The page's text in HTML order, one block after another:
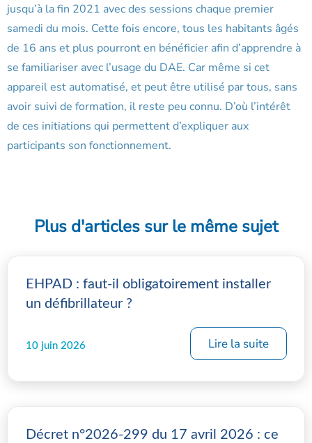
jusqu’à la fin 2021 avec des sessions chaque premier
samedi du mois. Cette fois encore, tous les habitants âgés
de 16 ans et plus pourront en bénéficier afin d’apprendre à
se familiariser avec l’usage du DAE. Car même si cet
appareil est automatisé, et peut être utilisé par tous, sans
avoir suivi de formation, il reste peu connu. D’où l’intérêt
de ces initiations qui permettent d’expliquer aux
participants son fonctionnement.
Plus d'articles sur le même sujet
EHPAD : faut-il obligatoirement installer
un défibrillateur ?
10 juin 2026 Lire la suite
Décret n°2026-299 du 17 avril 2026 : ce